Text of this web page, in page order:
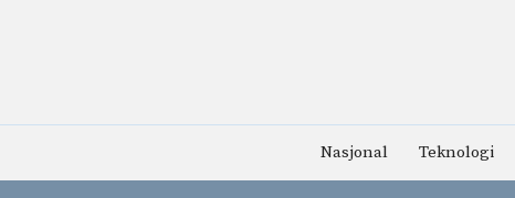
Nasjonal Teknologi